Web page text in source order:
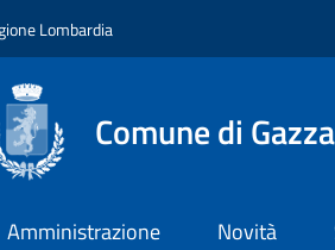
Lombardia
Comune di
Amministrazione Novità